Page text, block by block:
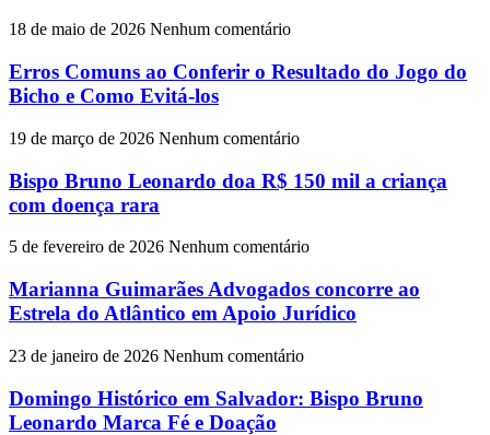
18 de maio de 2026 Nenhum comentário
Erros Comuns ao Conferir o Resultado do Jogo do
Bicho e Como Evitá-los
19 de março de 2026 Nenhum comentário
Bispo Bruno Leonardo doa R$ 150 mil a criança
com doença rara
5 de fevereiro de 2026 Nenhum comentário
Marianna Guimarães Advogados concorre ao
Estrela do Atlântico em Apoio Jurídico
23 de janeiro de 2026 Nenhum comentário
Domingo Histórico em Salvador: Bispo Bruno
Leonardo Marca Fé e Doação